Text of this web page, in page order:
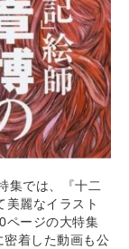
集では、『十二
美麗なイラスト
ページの大特集
密着した動画も公